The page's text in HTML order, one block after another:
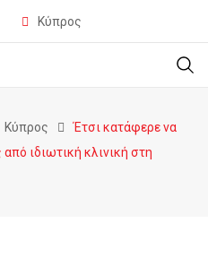
Κύπρος
Κύπρος
Έτσι κατάφερε να
ιδιωτική κλινική στη